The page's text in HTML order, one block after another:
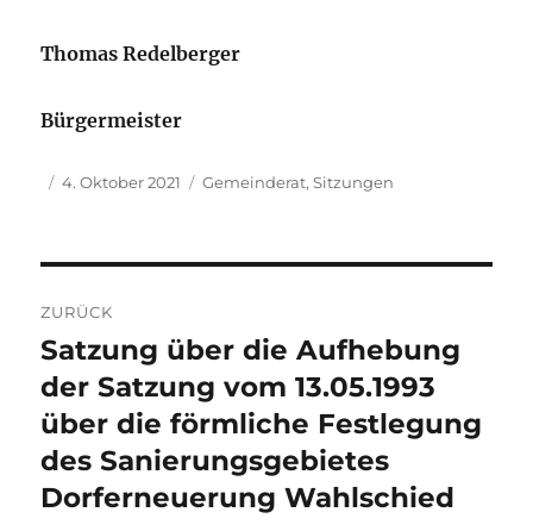
Thomas Redelberger
Bürgermeister
Autor
Veröffentlicht
4. Oktober 2021 Kategorien
Gemeinderat,Sitzungen
ZURÜCK
Vorheriger
Beitrag:
Satzung über die Aufhebung
der Satzung vom 13.05.1993
über die förmliche Festlegung
des Sanierungsgebietes
Dorferneuerung Wahlschied